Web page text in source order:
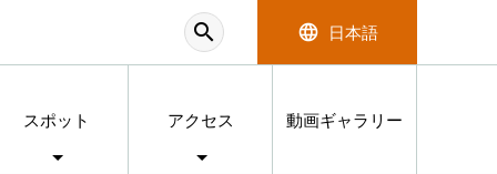
search language 日本語
スポット アクセス 動画ギャラリー